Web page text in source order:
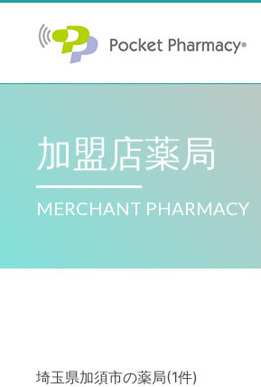
加盟店薬局
MERCHANT PHARMACY
埼玉県加須市の薬局(1件)